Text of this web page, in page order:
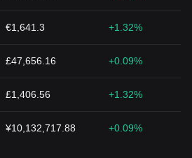
€1,641.3 +1.32%
£47,656.16 +0.09%
£1,406.56 +1.32%
¥10,132,717.88 +0.09%